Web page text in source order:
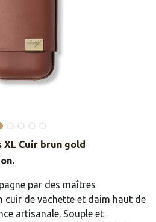
Cuir brun gold
par des maîtres
cuir de vachette et daim haut de
artisanale. Souple et